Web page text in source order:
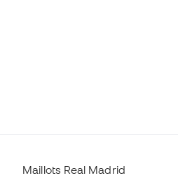
Maillots Real Madrid